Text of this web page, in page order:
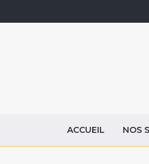
ACCUEIL NOS